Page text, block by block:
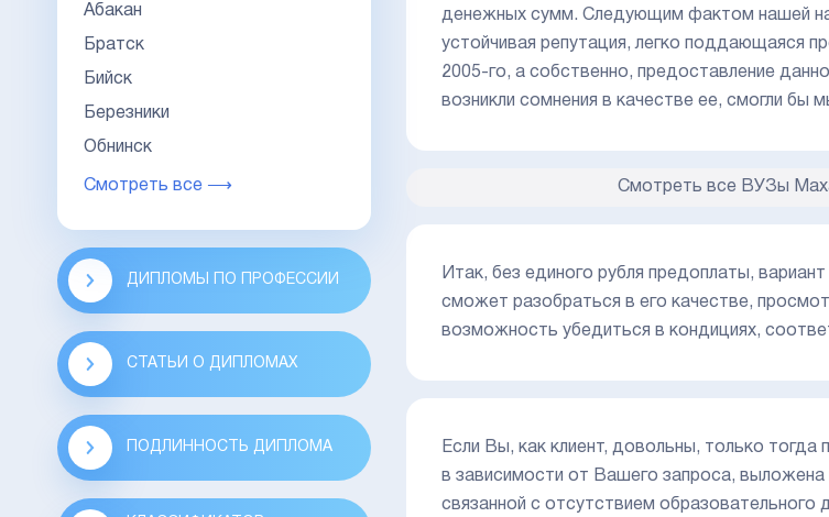
Абакан
Братск
Бийск
Березники
Обнинск
Смотреть все ⟶
ДИПЛОМЫ ПО ПРОФЕССИИ
СТАТЬИ О ДИПЛОМАХ
ПОДЛИННОСТЬ ДИПЛОМА
денежных сумм. Следующим фактом нашей
устойчивая репутация, легко поддающаяся
2005-го, а собственно, предоставление
возникли сомнения в качестве ее, смогли бы
Смотреть все ВУЗы
Итак, без единого рубля предоплаты,
сможет разобраться в его качестве,
возможность убедиться в кондициях,
Если Вы, как клиент, довольны, только тогда
в зависимости от Вашего запроса,
связанной с отсутствием